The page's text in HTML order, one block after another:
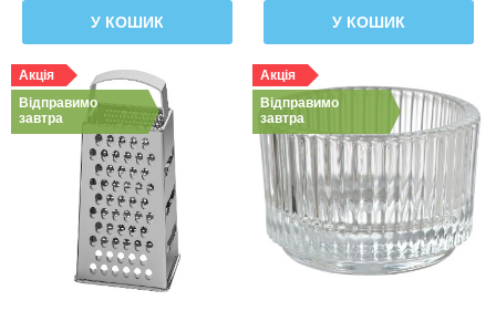
У КОШИК У КОШИК
Акція
Відправимо
завтра
Акція
Відправимо
завтра